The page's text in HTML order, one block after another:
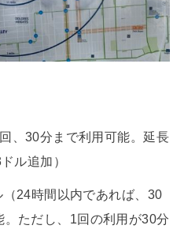
、30分まで利用可能。延長
ル追加）
24時間以内であれば、30
ただし、1回の利用が30分